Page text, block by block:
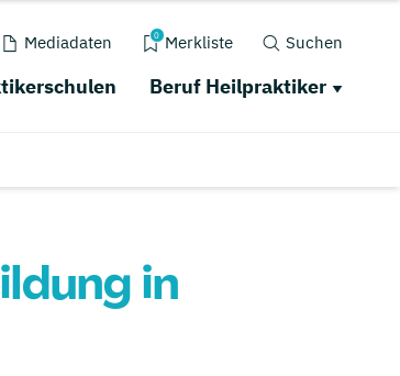
Mediadaten 0 Merkliste Suchen
Beruf Heilpraktiker
in